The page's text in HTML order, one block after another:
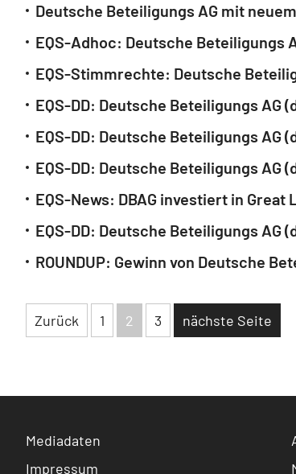
Deutsche Beteiligungs AG mit
EQS-Stimmrechte: Deutsche
EQS-DD: Deutsche Beteiligungs AG
EQS-DD: Deutsche Beteiligungs AG
EQS-DD: Deutsche Beteiligungs AG
EQS-DD: Deutsche Beteiligungs AG
ROUNDUP: Gewinn von Deutsche
Zurück 1 2 3 nächste Seite
Mediadaten
Impressum